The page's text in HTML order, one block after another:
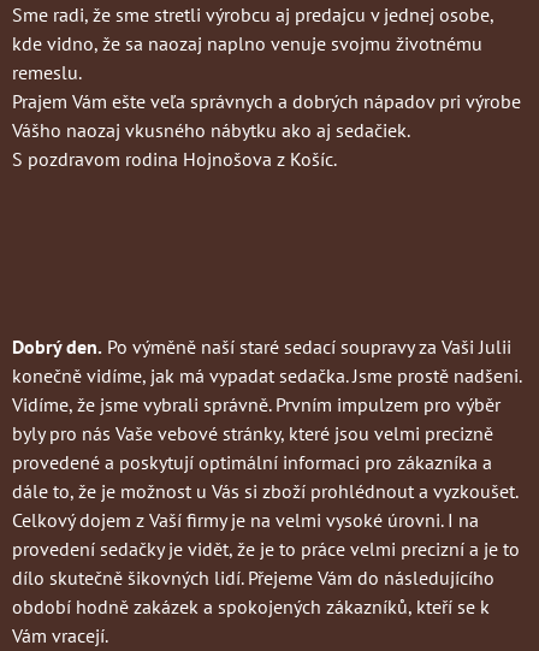
Sme radi, že sme stretli výrobcu aj predajcu v jednej osobe,
kde vidno, že sa naozaj naplno venuje svojmu životnému
remeslu.
Prajem Vám ešte veľa správnych a dobrých nápadov pri výrobe
Vášho naozaj vkusného nábytku ako aj sedačiek.
S pozdravom rodina Hojnošova z Košíc.
Dobrý den. Po výměně naší staré sedací soupravy za Vaši Julii
konečně vidíme, jak má vypadat sedačka. Jsme prostě nadšeni.
Vidíme, že jsme vybrali správně. Prvním impulzem pro výběr
byly pro nás Vaše vebové stránky, které jsou velmi precizně
provedené a poskytují optimální informaci pro zákazníka a
dále to, že je možnost u Vás si zboží prohlédnout a vyzkoušet.
Celkový dojem z Vaší firmy je na velmi vysoké úrovni. I na
provedení sedačky je vidět, že je to práce velmi precizní a je to
dílo skutečně šikovných lidí. Přejeme Vám do následujícího
období hodně zakázek a spokojených zákazníků, kteří se k
Vám vracejí.